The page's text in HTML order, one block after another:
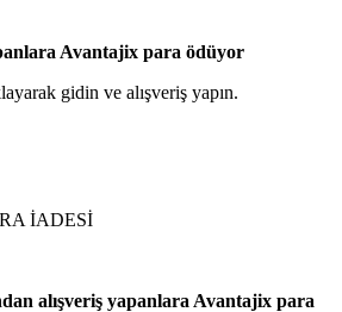
Avantajix para ödüyor
gidin ve alışveriş yapın.
İADESİ
alışveriş yapanlara Avantajix para